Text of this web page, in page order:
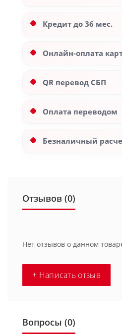
Кредит до 36 мес.
Онлайн-оплата
QR перевод СБП
Оплата переводом
Безналичный
Отзывов (0)
Нет отзывов о данном
+ Написать отзыв
Вопросы (0)